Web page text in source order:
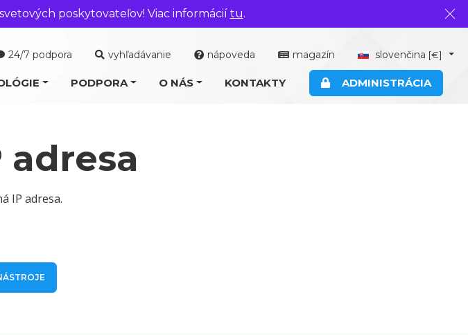
poskytovateľov! Viac informácií tu.
24/7 podpora vyhľadávanie nápoveda magazín slovenčina [€]
PODPORA O NÁS KONTAKTY ADMINISTRÁCIA
adresa
IP adresa.